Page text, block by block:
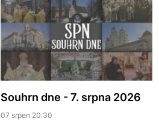
Souhrn dne - 7. srpna 2026
07 srpen 20:30